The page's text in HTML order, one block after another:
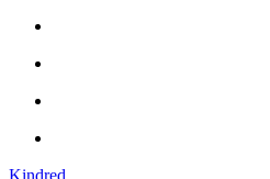
Kindred